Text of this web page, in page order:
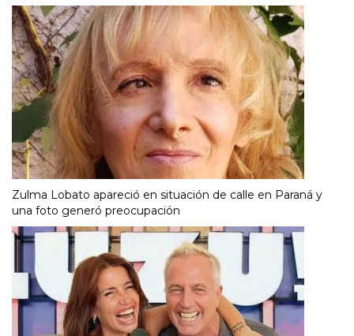
Zulma Lobato apareció en situación de calle en Paraná y
una foto generó preocupación